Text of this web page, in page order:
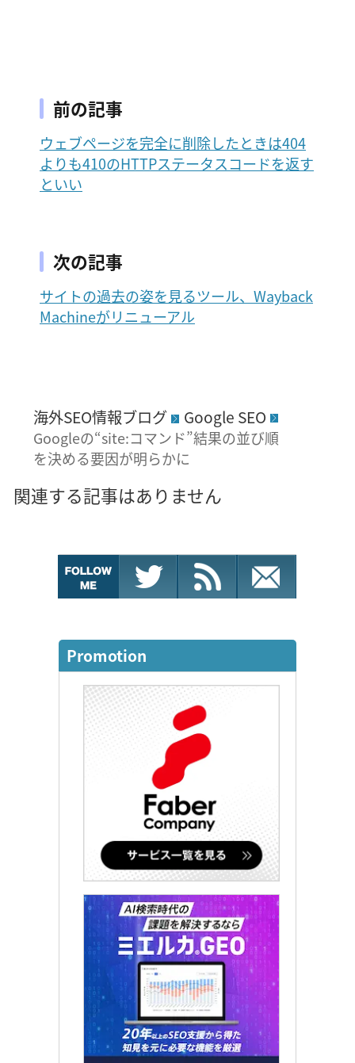
前の記事
ウェブページを完全に削除したときは404
よりも410のHTTPステータスコードを返す
といい
次の記事
サイトの過去の姿を見るツール、Wayback
Machineがリニューアル
海外SEO情報ブログ Google SEO
Googleの“site:コマンド”結果の並び順
を決める要因が明らかに
関連する記事はありません
Promotion